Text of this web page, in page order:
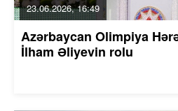
23.06.2026, 16:49
Azərbaycan Olimpiya
İlham Əliyevin rolu